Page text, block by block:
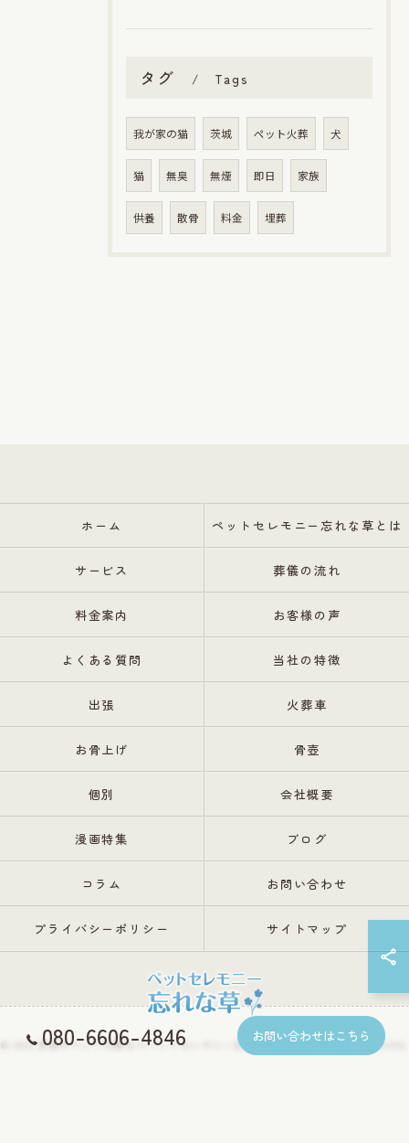
タグ Tags
我が家の猫 茨城 ペット火葬 犬
猫 無臭 無煙 即日 家族
供養 散骨 料金 埋葬
080-6606-4846 お問い合わせはこちら
ホーム ペットセレモニー忘れな草とは
サービス 葬儀の流れ
料金案内 お客様の声
よくある質問 当社の特徴
出張 火葬車
お骨上げ 骨壺
個別 会社概要
漫画特集 ブログ
コラム お問い合わせ
プライバシーポリシー サイトマップ
© 2026 茨城のペット火葬ならペットセレモニー忘れな草 ALL RIGHTS RESERVED.